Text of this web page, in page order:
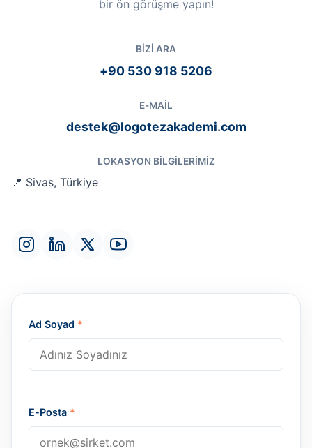
bir ön görüşme yapın!
BIZI ARA
+90 530 918 5206
E-MAIL
destek@logotezakademi.com
LOKASYON BILGILERIMIZ
📍 Sivas, Türkiye
Ad Soyad *
E-Posta *